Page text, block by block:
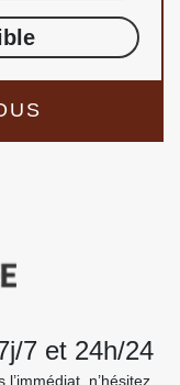
7 et 24h/24
n’hésitez